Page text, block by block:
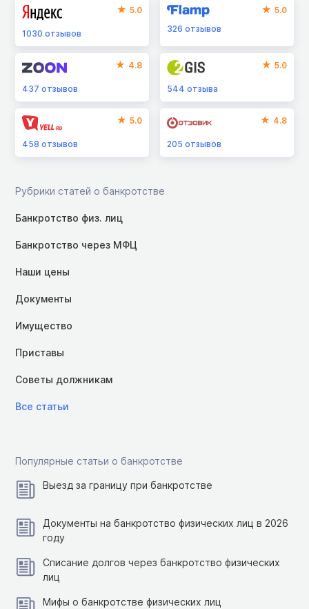
5.0
1030 отзывов
5.0
326отзывов
4.8
437 отзывов
5.0
544отзыва
5.0
458 отзывов
4.8
205отзывов
Рубрики статей о банкротстве
Банкротство физ. лиц
Банкротство через МФЦ
Наши цены
Документы
Имущество
Приставы
Советы должникам
Все статьи
Популярные статьи о банкротстве
Выезд за границу при банкротстве
Документы на банкротство физических лиц в 2026
году
Списание долгов через банкротство физических
лиц
Мифы о банкротстве физических лиц